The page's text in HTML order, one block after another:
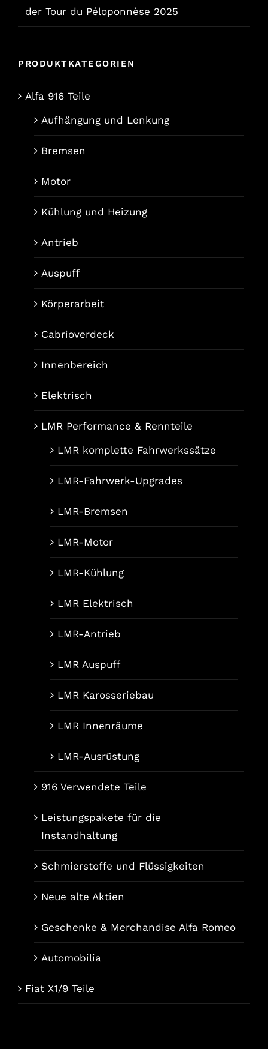
der Tour du Péloponnèse 2025
PRODUKTKATEGORIEN
Alfa 916 Teile
Aufhängung und Lenkung
Bremsen
Motor
Kühlung und Heizung
Antrieb
Auspuff
Körperarbeit
Cabrioverdeck
Innenbereich
Elektrisch
LMR Performance & Rennteile
LMR komplette Fahrwerkssätze
LMR-Fahrwerk-Upgrades
LMR-Bremsen
LMR-Motor
LMR-Kühlung
LMR Elektrisch
LMR-Antrieb
LMR Auspuff
LMR Karosseriebau
LMR Innenräume
LMR-Ausrüstung
916 Verwendete Teile
Leistungspakete für die
Instandhaltung
Schmierstoffe und Flüssigkeiten
Neue alte Aktien
Geschenke & Merchandise Alfa Romeo
Automobilia
Fiat X1/9 Teile